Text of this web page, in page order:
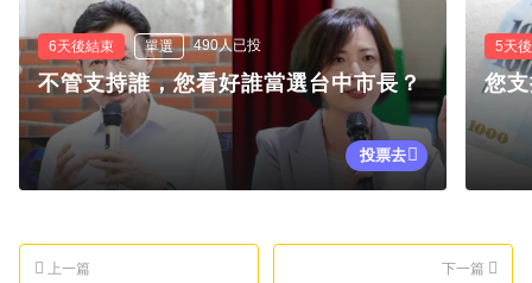
6天後結束 單選 490人已投
不管支持誰，您看好誰當選台中市長？
投票去
5天
您
上一篇 下一篇